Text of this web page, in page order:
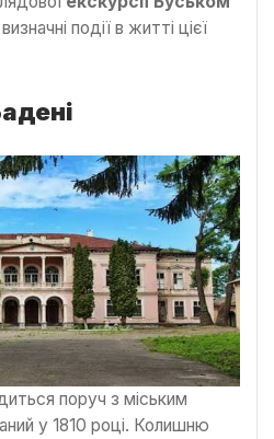
події в житті цієї
поруч з міським
у 1810 році. Колишню